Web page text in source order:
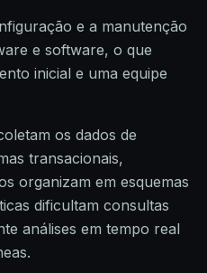
e a manutenção
e software, o que
inicial e uma equipe
os dados de
transacionais,
organizam em esquemas
dificultam consultas
análises em tempo real